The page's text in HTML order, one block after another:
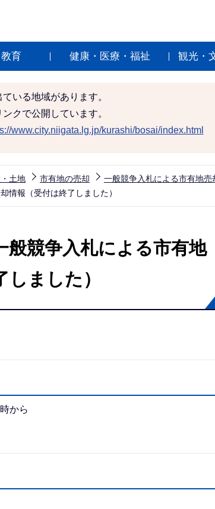
育 健康・医療・福祉 観光・
いる地域があります。
クで公開しています。
www.city.niigata.lg.jp/kurashi/bosai/index.html
土地 市有地の売却
一般競争入札による市有地売
情報（受付は終了しました）
般競争入札による市有地
ました）
から